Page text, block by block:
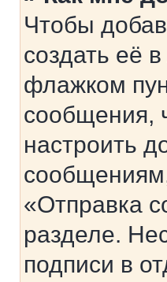
Чтобы
создать её
флажком
сообщения,
настроить
«Отправка
разделе.
подписи в